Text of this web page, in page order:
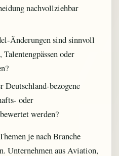
nachvollziehbar
Änderungen sind sinnvoll
oder
bezogene
oder
werden?
je nach Branche
Unternehmen aus Aviation,